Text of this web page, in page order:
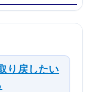
り戻したい